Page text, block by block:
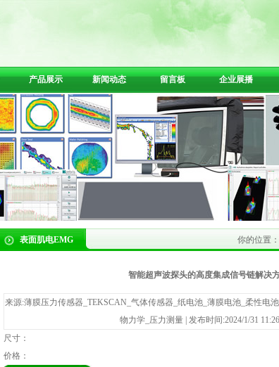
产品展示 新闻动态 留言板 企业展播
你的位置：
表面肌电EMG
智能超声波探头的高度集成信号链解决
来源:薄膜压力传感器_TEKSCAN_气体传感器_纸电池_薄膜电池_柔性电
物力学_压力测量 | 发布时间:2024/1/31
尺寸：
价格：